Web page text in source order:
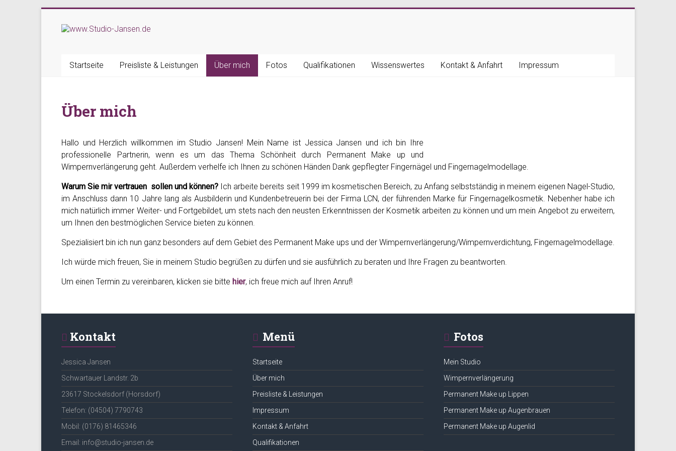
springenwww.Studio-
Jansen.de
Permanent
Wimpernverlängerung
und
Fingernägel
in
23617
Stockelsdorf
(Horsdorf)
Lübeck
Startseite Preisliste & Leistungen Über mich Fotos Qualifikationen Wissenswertes Kontakt & Anfahrt Impressum
Über mich
Hallo und Herzlich willkommen im Studio Jansen! Mein Name ist Jessica Jansen und ich bin Ihre
professionelle Partnerin, wenn es um das Thema Schönheit durch Permanent Make up und
Wimpernverlängerung geht. Außerdem verhelfe ich Ihnen zu schönen Händen Dank gepflegter Fingernägel und Fingernagelmodellage.
Warum Sie mir vertrauen sollen und können? Ich arbeite bereits seit 1999 im kosmetischen Bereich, zu Anfang selbstständig in meinem eigenen Nagel-Studio,
im Anschluss dann 10 Jahre lang als Ausbilderin und Kundenbetreuerin bei der Firma LCN, der führenden Marke für Fingernagelkosmetik. Nebenher habe ich
mich natürlich immer Weiter- und Fortgebildet, um stets nach den neusten Erkenntnissen der Kosmetik arbeiten zu können und um mein Angebot zu erweitern,
um Ihnen den bestmöglichen Service bieten zu können.
Spezialisiert bin ich nun ganz besonders auf dem Gebiet des Permanent Make ups und der Wimpernverlängerung/Wimpernverdichtung, Fingernagelmodellage.
Ich würde mich freuen, Sie in meinem Studio begrüßen zu dürfen und sie ausführlich zu beraten und Ihre Fragen zu beantworten.
Um einen Termin zu vereinbaren, klicken sie bitte hier, ich freue mich auf Ihren Anruf!
Kontakt
Jessica Jansen
Schwartauer Landstr. 2b
23617 Stockelsdorf (Horsdorf)
Telefon: (04504) 7790743
Mobil: (0176) 81465346
Email: info@studio-jansen.de
Menü
Startseite
Über mich
Preisliste & Leistungen
Impressum
Kontakt & Anfahrt
Qualifikationen
Fotos
Mein Studio
Wimpernverlängerung
Permanent Make up Lippen
Permanent Make up Augenbrauen
Permanent Make up Augenlid